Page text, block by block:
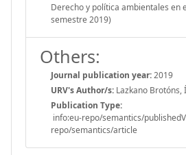
Derecho y política ambientales en
semestre 2019)
Others:
Journal publication year:2019
URV's Author/s: Lazkano Brotóns,
Publication Type:
info:eu-repo/semantics/
repo/semantics/article